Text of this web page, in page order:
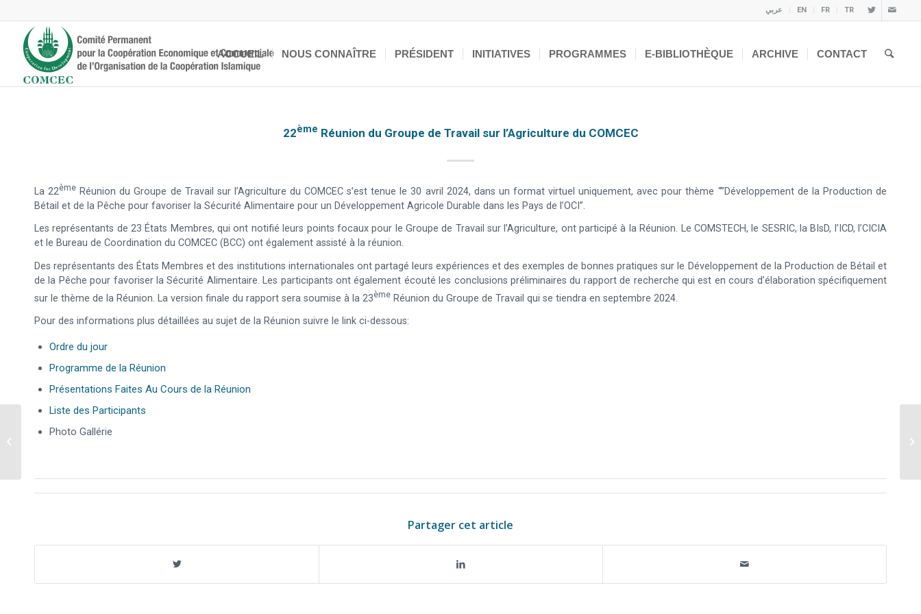
عربي EN FR TR
ACCUEIL NOUS CONNAÎTRE PRÉSIDENT INITIATIVES PROGRAMMES E-BIBLIOTHÈQUE ARCHIVE CONTACT
22Ème Réunion du Groupe de Travail sur l’Agriculture du COMCEC
La 22Ème Réunion du Groupe de Travail sur l’Agriculture du COMCEC s’est tenue le 30 avril 2024, dans un format virtuel uniquement, avec pour thème “”Développement de la Production de
Bétail et de la Pêche pour favoriser la Sécurité Alimentaire pour un Développement Agricole Durable dans les Pays de l’OCI”.
Les représentants de 23 États Membres, qui ont notifié leurs points focaux pour le Groupe de Travail sur l’Agriculture, ont participé à la Réunion. Le COMSTECH, le SESRIC, la BIsD, l’ICD, l’CICIA
et le Bureau de Coordination du COMCEC (BCC) ont également assisté à la réunion.
Des représentants des États Membres et des institutions internationales ont partagé leurs expériences et des exemples de bonnes pratiques sur le Développement de la Production de Bétail et
de la Pêche pour favoriser la Sécurité Alimentaire. Les participants ont également écouté les conclusions préliminaires du rapport de recherche qui est en cours d’élaboration spécifiquement
sur le thème de la Réunion. La version finale du rapport sera soumise à la 23Ème Réunion du Groupe de Travail qui se tiendra en septembre 2024.
Pour des informations plus détaillées au sujet de la Réunion suivre le link ci-dessous:
Ordre du jour
Programme de la Réunion
Présentations Faites Au Cours de la Réunion
Liste des Participants
Photo Gallérie
Partager cet article